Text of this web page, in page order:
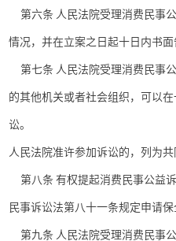
第六条 人民法院受理消费民事
情况，并在立案之日起十日内书面
第七条 人民法院受理消费民事
的其他机关或者社会组织，可以
讼。
人民法院准许参加诉讼的，列为
第八条 有权提起消费民事公益
民事诉讼法第八十一条规定申请保
第九条 人民法院受理消费民事